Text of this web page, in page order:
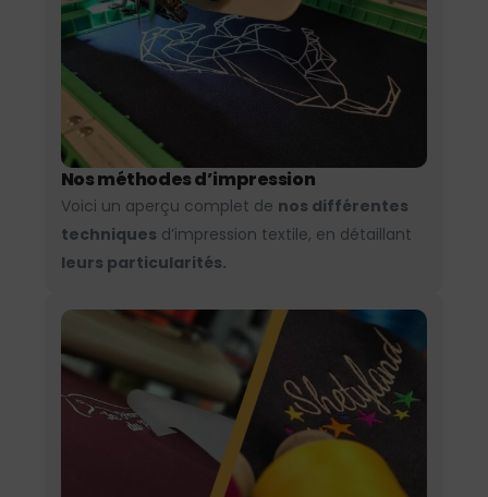
Nos méthodes d’impression
Voici un aperçu complet de nos différentes
techniques d’impression textile, en détaillant
leurs particularités.